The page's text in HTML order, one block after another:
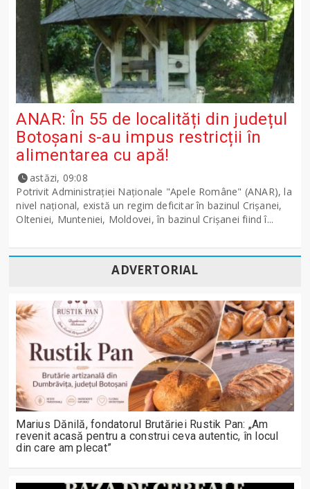
ANAR: În 55 de localități din județul
Botoșani s-au impus restricții în
alimentarea cu apă!
astăzi, 09:08
Potrivit Administraţiei Naţionale "Apele Române" (ANAR), la
nivel naţional, există un regim deficitar în bazinul Crişanei,
Olteniei, Munteniei, Moldovei, în bazinul Crişanei fiind î...
ADVERTORIAL
Marius Dănilă, fondatorul Brutăriei Rustik Pan: „Am
revenit acasă pentru a construi ceva autentic, în locul
din care am plecat”